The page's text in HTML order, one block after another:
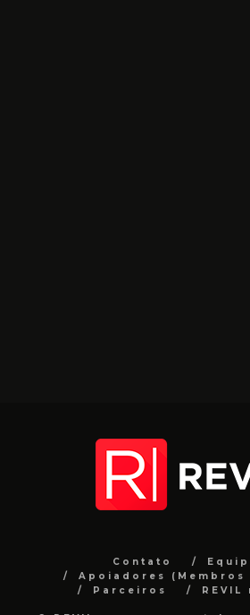
Contato
Apoiadores (Membros
Parceiros